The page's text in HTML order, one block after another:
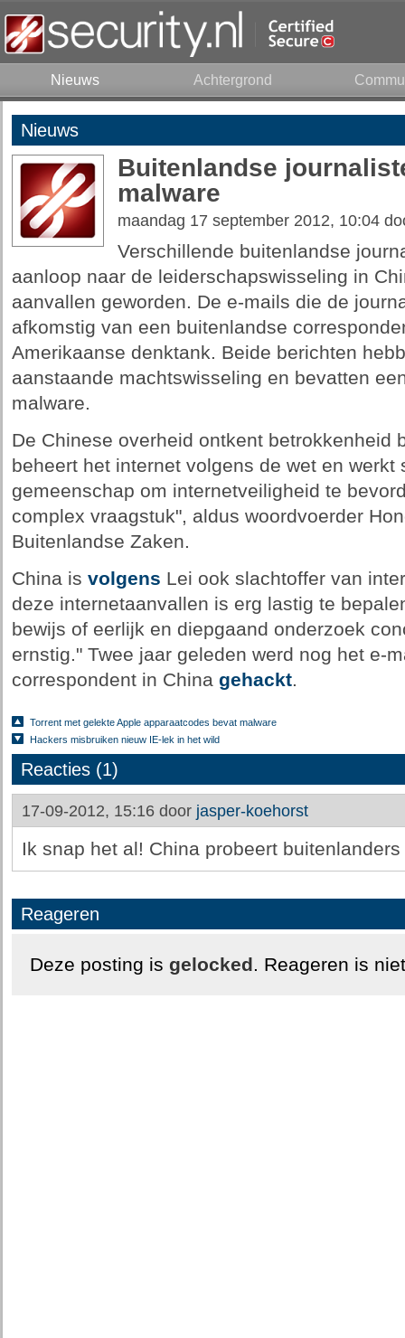
Nieuws Achtergrond
Nieuws
Buitenlandse
malware
maandag 17 september 2012, 10:04
Verschillende buitenlandse
aanloop naar de leiderschapswisseling in
aanvallen geworden. De e-mails die de
afkomstig van een buitenlandse
Amerikaanse denktank. Beide berichten
aanstaande machtswisseling en bevatten
malware.
De Chinese overheid ontkent betrokkenheid
beheert het internet volgens de wet en
gemeenschap om internetveiligheid te
complex vraagstuk", aldus woordvoerder
Buitenlandse Zaken.
China is volgens Lei ook slachtoffer van
deze internetaanvallen is erg lastig te
bewijs of eerlijk en diepgaand onderzoek
ernstig." Twee jaar geleden werd nog het e-
correspondent in China gehackt.
Torrent met gelekte Apple apparaatcodes bevat malware
Hackers misbruiken nieuw IE-lek in het wild
Reacties (1)
17-09-2012, 15:16 door jasper-koehorst
Ik snap het al! China probeert
Reageren
Deze posting is gelocked. Reageren is